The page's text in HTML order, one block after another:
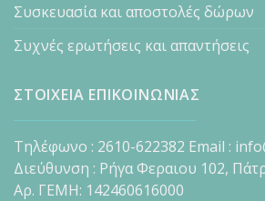
Συσκευασία και αποστολές δώρων
Συχνές ερωτήσεις και απαντήσεις
ΣΤΟΙΧΕΙΑ ΕΠΙΚΟΙΝΩΝΙΑΣ
Τηλέφωνο : 2610-622382 Email :
Διεύθυνση : Ρήγα Φεραιου 102,
Αρ. ΓΕΜΗ: 142460616000